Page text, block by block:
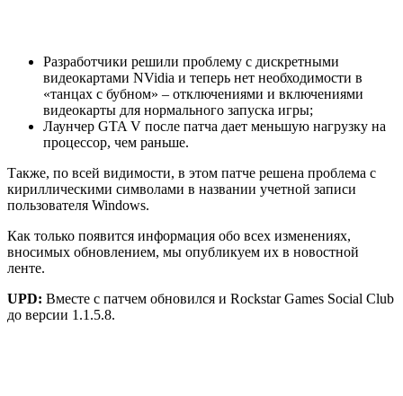
Разработчики решили проблему с дискретными
видеокартами NVidia и теперь нет необходимости в
«танцах с бубном» – отключениями и включениями
видеокарты для нормального запуска игры;
Лаунчер GTA V после патча дает меньшую нагрузку на
процессор, чем раньше.
Также, по всей видимости, в этом патче решена проблема с
кириллическими символами в названии учетной записи
пользователя Windows.
Как только появится информация обо всех изменениях,
вносимых обновлением, мы опубликуем их в новостной
ленте.
UPD: Вместе с патчем обновился и Rockstar Games Social Club
до версии 1.1.5.8.